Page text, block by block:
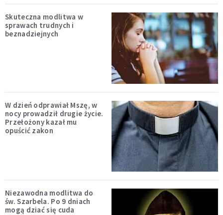
Skuteczna modlitwa w
sprawach trudnych i
beznadziejnych
W dzień odprawiał Mszę, w
nocy prowadził drugie życie.
Przełożony kazał mu
opuścić zakon
Niezawodna modlitwa do
św. Szarbela. Po 9 dniach
mogą dziać się cuda